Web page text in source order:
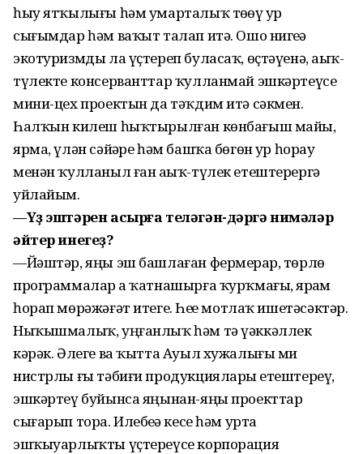
һыу ятҡылығы һәм умарталыҡ төҙөү ҙур
сығымдар һәм ваҡыт талап итә. Ошо нигеҙҙә
экотуризмды ла үҫтереп буласаҡ, өҫтәүенә, аҙыҡ-
түлекте консерванттар ҡулланмай эшкәртеүсе
мини-цех проектын да тәҡдим итә сәкмен.
Һалҡын килеш һыҡтырылған көнбағыш майы,
ярма, үлән сәйҙәре һәм башҡа бөгөн ҙур һорау
менән ҡулланыл ған аҙыҡ-түлек етештерергә
уйлайым.
—Үҙ эштәрен асырға теләгән-дәргә нимәләр
әйтер инегеҙ?
—Йәштәр, яңы эш башлаған фермерҙар, төрлө
программалар ҙа ҡатнашырға ҡурҡмағыҙ, ярҙам
һорап мөрәжәғәт итегеҙ. Һеҙҙе мотлаҡ ишетәсәктәр.
Ныҡышмалыҡ, уңғанлыҡ һәм тә үәккәллек
кәрәк. Әлеге ва ҡытта Ауыл хужалығы ми
нистрлы ғы тәбиғи продукцияларҙы етештереү,
эшкәртеү буйынса яңынан-яңы проекттар
сығарып тора. Илебеҙҙә кесе һәм урта
эшҡыуарлыҡты үҫтереүсе корпорация